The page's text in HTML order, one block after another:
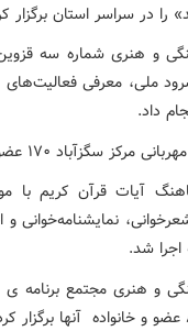
را در سراسر استان برگزار
ملی، معرفی فعالیت‌های
داد.
سگزآباد ۱۷۰ عضو و مادراعضا حضور داشتند.
آیات قرآن کریم با
اجرا شد.
و هنری مجتمع برنامه ی